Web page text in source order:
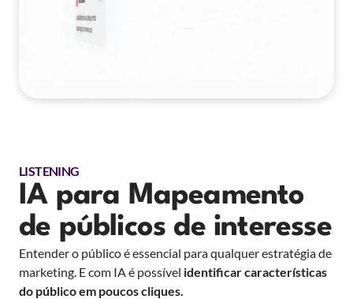
LISTENING
IA para Mapeamento
de públicos de interesse
Entender o público é essencial para qualquer estratégia de
marketing. E com IA é possível identificar características
do público em poucos cliques.